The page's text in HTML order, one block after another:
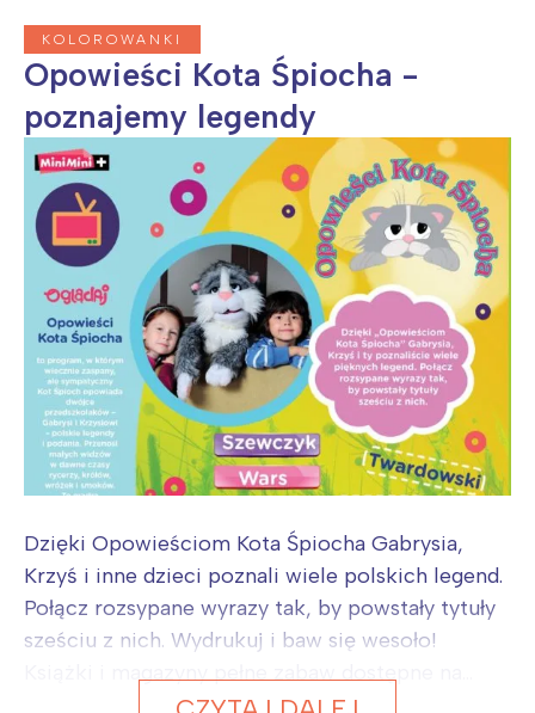
KOLOROWANKI
Opowieści Kota Śpiocha -
poznajemy legendy
Dzięki Opowieściom Kota Śpiocha Gabrysia,
Krzyś i inne dzieci poznali wiele polskich legend.
Połącz rozsypane wyrazy tak, by powstały tytuły
sześciu z nich. Wydrukuj i baw się wesoło!
Wybieram